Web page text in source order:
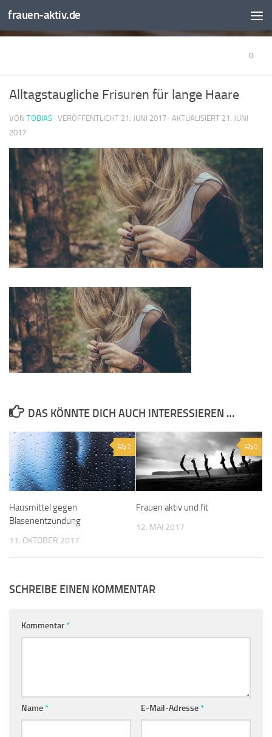
frauen-aktiv.de
0
Alltagstaugliche Frisuren für lange Haare
VON TOBIAS · VERÖFFENTLICHT 21. JUNI 2017 · AKTUALISIERT 21. JUNI
2017
DAS KÖNNTE DICH AUCH INTERESSIEREN …
2
Hausmittel gegen
Blasenentzündung
11. OKTOBER 2017
0
Frauen aktiv und fit
12. MAI 2017
SCHREIBE EINEN KOMMENTAR
Kommentar*
Name* E-Mail-Adresse*